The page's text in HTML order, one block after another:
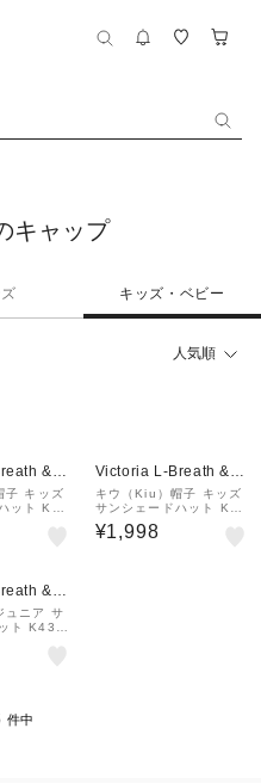
キャップ
キッズ・ベビー
人気順
&m
子 キッズ
ット K43
Victoria L-Breath &m
all店
キウ（Kiu）帽子 キッズ
サンシェードハット K43
2-641
¥1,998
&m
ュニア サ
ト K432-
件中